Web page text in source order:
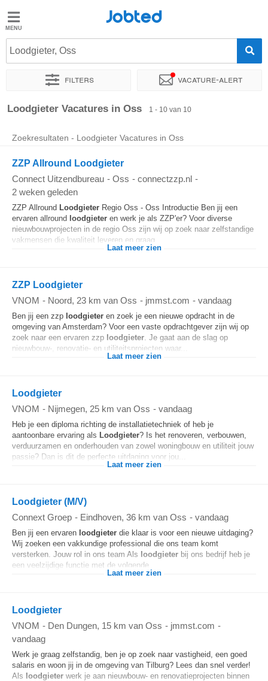
Jobted
Vacatures
Salarissen
Jobted
Loodgieter, Oss
Filters Vacature-alert
Sorteer op Exacte locatie Soort dienstverband
Loodgieter Vacatures in Oss 1 - 10 van 10
Zoekresultaten - Loodgieter Vacatures in Oss
ZZP Allround Loodgieter
Connect Uitzendbureau - Oss - connectzzp.nl -
2 weken geleden
ZZP Allround Loodgieter Regio Oss - Oss Introductie Ben jij een
ervaren allround loodgieter en werk je als ZZP'er? Voor diverse
nieuwbouwprojecten in de regio Oss zijn wij op zoek naar zelfstandige
vakmensen die kwaliteit leveren en graag...
Laat meer zien
ZZP Loodgieter
VNOM - Noord, 23 km van Oss - jmmst.com - vandaag
Ben jij een zzp loodgieter en zoek je een nieuwe opdracht in de
omgeving van Amsterdam? Voor een vaste opdrachtgever zijn wij op
zoek naar een ervaren zzp loodgieter. Je gaat aan de slag op
nieuwbouw-, renovatie- en utiliteitsprojecten waar...
Laat meer zien
Loodgieter
VNOM - Nijmegen, 25 km van Oss - vandaag
Heb je een diploma richting de installatietechniek of heb je
aantoonbare ervaring als Loodgieter? Is het renoveren, verbouwen,
verduurzamen en onderhouden van zowel woningbouw en utiliteit jouw
passie? Dan is dit de perfecte uitdaging voor jou...
Laat meer zien
Loodgieter (M/V)
Connext Groep - Eindhoven, 36 km van Oss - vandaag
Ben jij een ervaren loodgieter die klaar is voor een nieuwe uitdaging?
Wij zoeken een vakkundige professional die ons team komt
versterken. Jouw rol in ons team Als loodgieter bij ons bedrijf heb je
een veelzijdige functie met de volgende...
Laat meer zien
Loodgieter
VNOM - Den Dungen, 15 km van Oss - jmmst.com -
vandaag
Werk je graag zelfstandig, ben je op zoek naar vastigheid, een goed
salaris en woon jij in de omgeving van Tilburg? Lees dan snel verder!
Als loodgieter werk je aan nieuwbouw- en renovatieprojecten binnen